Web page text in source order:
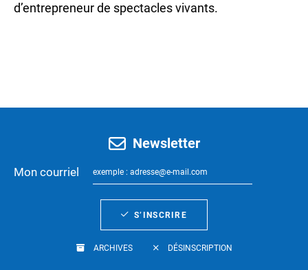
d’entrepreneur de spectacles vivants.
Newsletter
Mon courriel
S’INSCRIRE
ARCHIVES DÉSINSCRIPTION